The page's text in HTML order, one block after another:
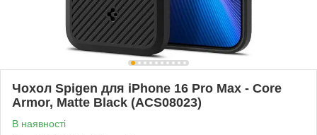
Чохол Spigen для iPhone 16 Pro Max - Core
Armor, Matte Black (ACS08023)
В наявності